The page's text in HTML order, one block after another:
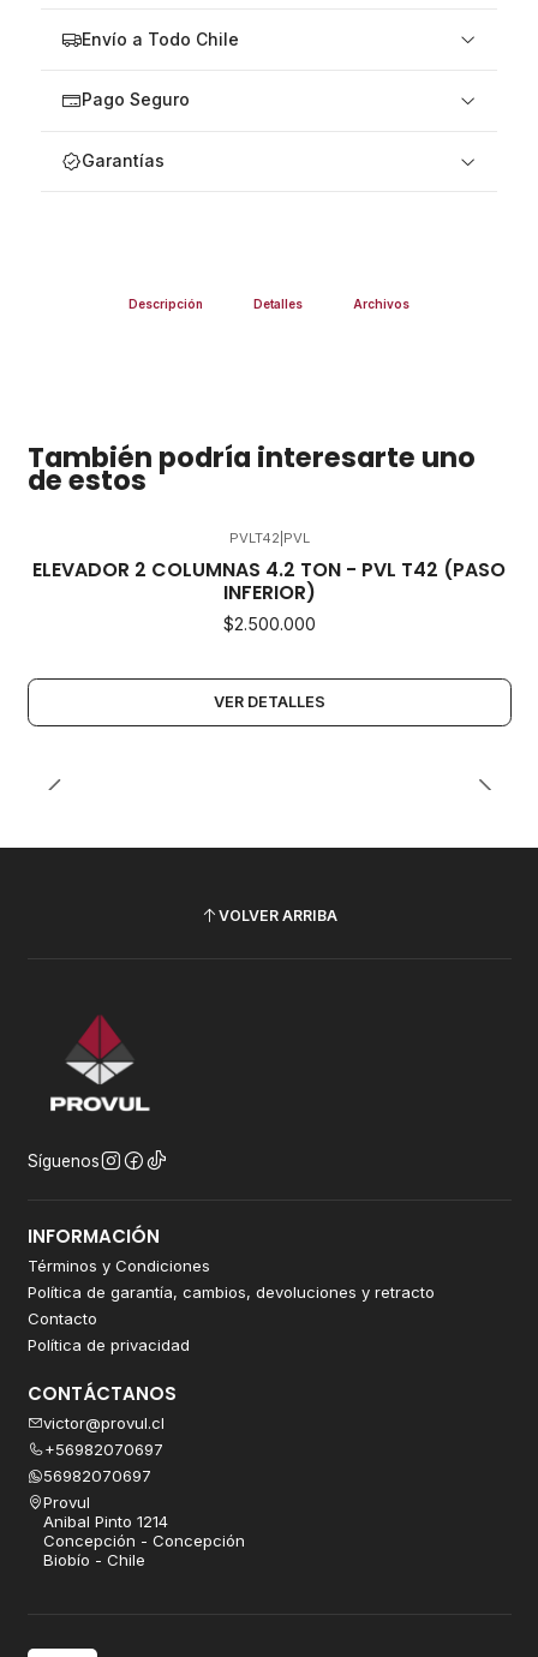
Envío a Todo Chile
Pago Seguro
Garantías
Descripción Detalles Archivos
También podría interesarte uno
de estos
PVLT42 PVL
ELEVADOR 2 COLUMNAS 4.2 TON - PVL T42 (PASO
INFERIOR)
$2.500.000
VER DETALLES
VOLVER ARRIBA
Síguenos
INFORMACIÓN
Términos y Condiciones
Política de garantía, cambios, devoluciones y retracto
Contacto
Política de privacidad
CONTÁCTANOS
victor@provul.cl
+56982070697
56982070697
Provul
Anibal Pinto 1214
Concepción - Concepción
Biobío - Chile